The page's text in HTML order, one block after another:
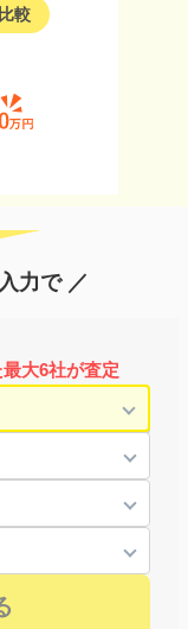
較
力で ／
大6社が査定